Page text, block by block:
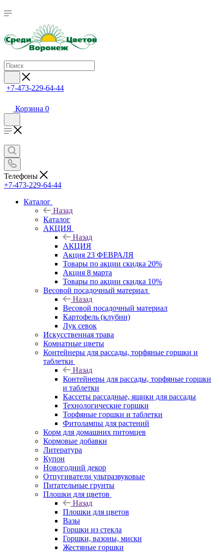
+7-473-229-64-44
Корзина 0
Телефоны
+7-473-229-64-44
Каталог
Назад
Каталог
АКЦИЯ
Назад
АКЦИЯ
Акция 23 ФЕВРАЛЯ
Товары по акции скидка 20%
Акция 8 марта
Товары по акции скидка 10%
Весовой посадочный материал
Назад
Весовой посадочный материал
Картофель (клубни)
Лук севок
Искусственная трава
Комнатные цветы
Контейнеры для рассады, торфяные горшки и
таблетки
Назад
Контейнеры для рассады, торфяные горшки
и таблетки
Кассеты рассадные, ящики для рассады
Технологические горшки
Торфяные горшки и таблетки
Фитолампы для растений
Корм для домашних питомцев
Кормовые добавки
Литература
Купон
Новогодний декор
Отпугиватели ультразвуковые
Питательные грунты
Плошки для цветов
Назад
Плошки для цветов
Вазы
Горшки из стекла
Горшки, вазоны, миски
Жестяные горшки